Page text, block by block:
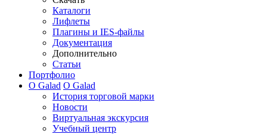
Каталоги
Лифлеты
Плагины и IES-файлы
Документация
Дополнительно
Статьи
Портфолио
О Galad О Galad
История торговой марки
Новости
Виртуальная экскурсия
Учебный центр